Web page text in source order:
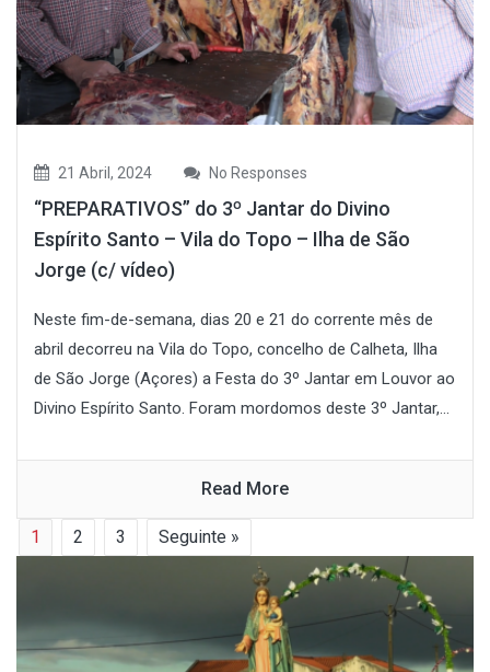
21 Abril, 2024 No Responses
“PREPARATIVOS” do 3º Jantar do Divino
Espírito Santo – Vila do Topo – Ilha de São
Jorge (c/ vídeo)
Neste fim-de-semana, dias 20 e 21 do corrente mês de
abril decorreu na Vila do Topo, concelho de Calheta, Ilha
de São Jorge (Açores) a Festa do 3º Jantar em Louvor ao
Divino Espírito Santo. Foram mordomos deste 3º Jantar,...
Read More
1 2 3 Seguinte »